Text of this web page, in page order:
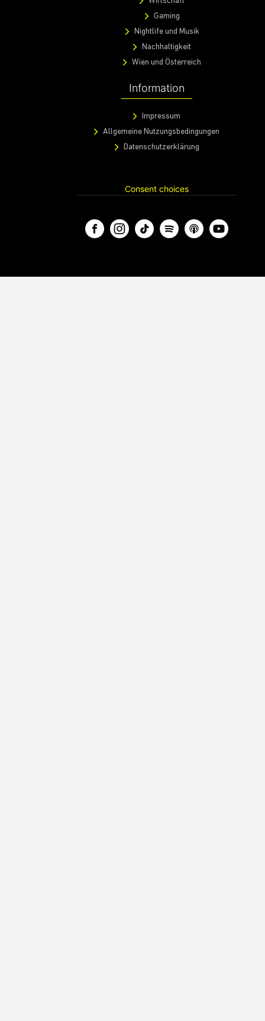
Gaming
Nightlife und Musik
Nachhaltigkeit
Wien und Österreich
Information
Impressum
Allgemeine Nutzungsbedingungen
Datenschutzerklärung
Consent choices